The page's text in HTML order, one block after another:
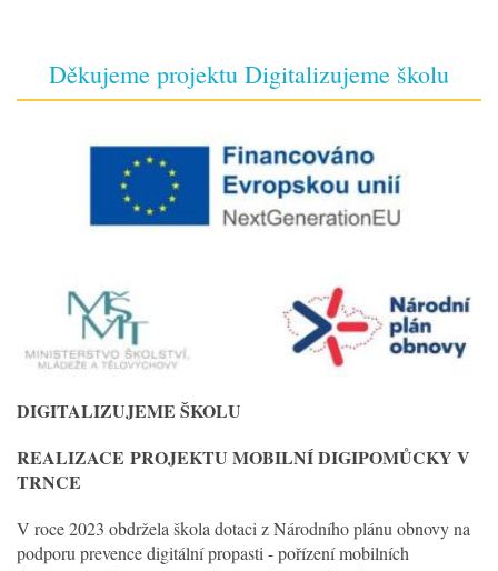
Děkujeme projektu Digitalizujeme školu
DIGITALIZUJEME ŠKOLU
REALIZACE PROJEKTU MOBILNÍ DIGIPOMŮCKY V
TRNCE
V roce 2023 obdržela škola dotaci z Národního plánu obnovy na
podporu prevence digitální propasti - pořízení mobilních